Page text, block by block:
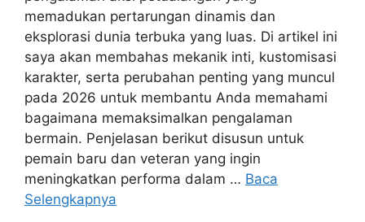
memadukan pertarungan dinamis dan
eksplorasi dunia terbuka yang luas. Di artikel ini
saya akan membahas mekanik inti, kustomisasi
karakter, serta perubahan penting yang muncul
pada 2026 untuk membantu Anda memahami
bagaimana memaksimalkan pengalaman
bermain. Penjelasan berikut disusun untuk
pemain baru dan veteran yang ingin
meningkatkan performa dalam … Baca
Selengkapnya